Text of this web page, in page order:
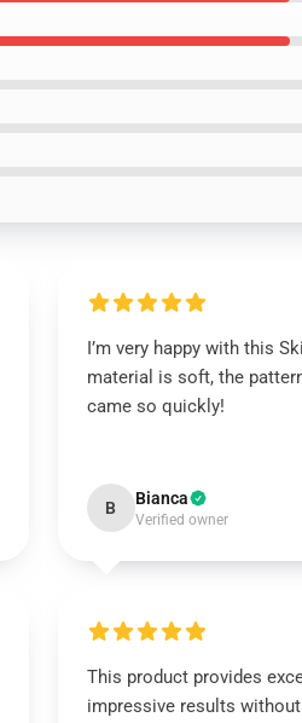
I’m very happy with this
material is soft, the
came so quickly!
B Bianca
Verified owner
This product provides
impressive results